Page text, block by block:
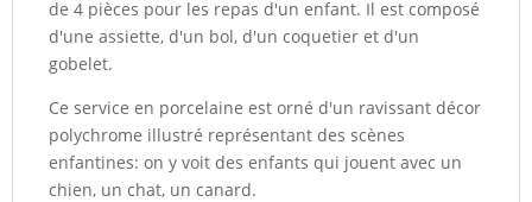
de 4 pièces pour les repas d'un enfant. Il est composé
d'une assiette, d'un bol, d'un coquetier et d'un
gobelet.
Ce service en porcelaine est orné d'un ravissant décor
polychrome illustré représentant des scènes
enfantines: on y voit des enfants qui jouent avec un
chien, un chat, un canard.